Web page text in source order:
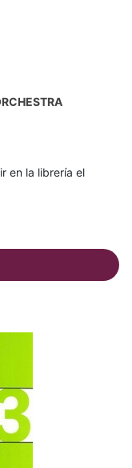
en la librería el